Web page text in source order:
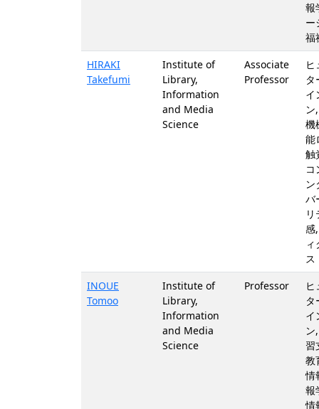
報
ー
福
HIRAKI
Takefumi
Institute of
Library,
Information
and Media
Science
Associate
Professor
ヒ
タ
イ
ン
機
能
触
コ
ン
バ
感
ス
INOUE
Tomoo
Institute of
Library,
Information
and Media
Science
Professor
ヒ
タ
イ
ン
習
教
情
報
情